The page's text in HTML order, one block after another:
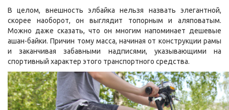
В целом, внешность элбайка нельзя назвать элегантной,
скорее наоборот, он выглядит топорным и аляповатым.
Можно даже сказать, что он многим напоминает дешевые
ашан-байки. Причин тому масса, начиная от конструкции рамы
и заканчивая забавными надписями, указывающими на
спортивный характер этого транспортного средства.